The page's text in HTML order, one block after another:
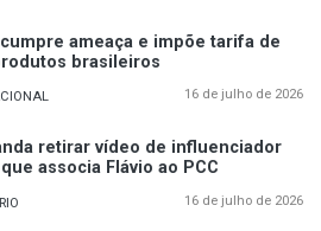
ameaça e impõe tarifa de
brasileiros
16 de julho de 2026
retirar vídeo de influenciador
associa Flávio ao PCC
16 de julho de 2026